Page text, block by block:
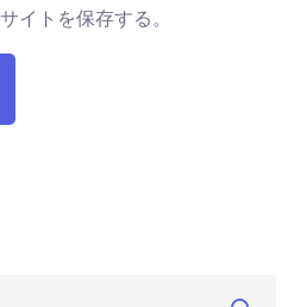
イトを保存する。